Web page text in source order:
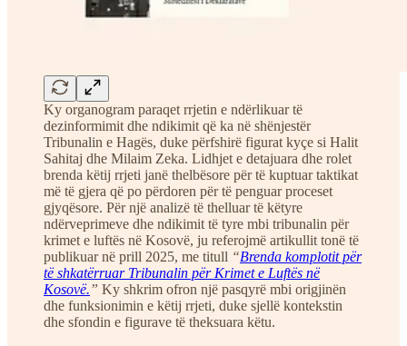
Ky organogram paraqet rrjetin e ndërlikuar të
dezinformimit dhe ndikimit që ka në shënjestër
Tribunalin e Hagës, duke përfshirë figurat kyçe si Halit
Sahitaj dhe Milaim Zeka. Lidhjet e detajuara dhe rolet
brenda këtij rrjeti janë thelbësore për të kuptuar taktikat
më të gjera që po përdoren për të penguar proceset
gjyqësore. Për një analizë të thelluar të këtyre
ndërveprimeve dhe ndikimit të tyre mbi tribunalin për
krimet e luftës në Kosovë, ju referojmë artikullit tonë të
publikuar në prill 2025, me titull “Brenda komplotit për
të shkatërruar Tribunalin për Krimet e Luftës në
Kosovë.” Ky shkrim ofron një pasqyrë mbi origjinën
dhe funksionimin e këtij rrjeti, duke sjellë kontekstin
dhe sfondin e figurave të theksuara këtu.